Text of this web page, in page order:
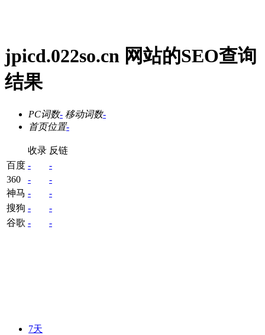
jpicd.022so.cn 网站的SEO查询
结果
PC词数- 移动词数-
首页位置-
收录 反链
百度 -
-
360
-
-
神马 -
-
搜狗 -
-
谷歌 - -
7天